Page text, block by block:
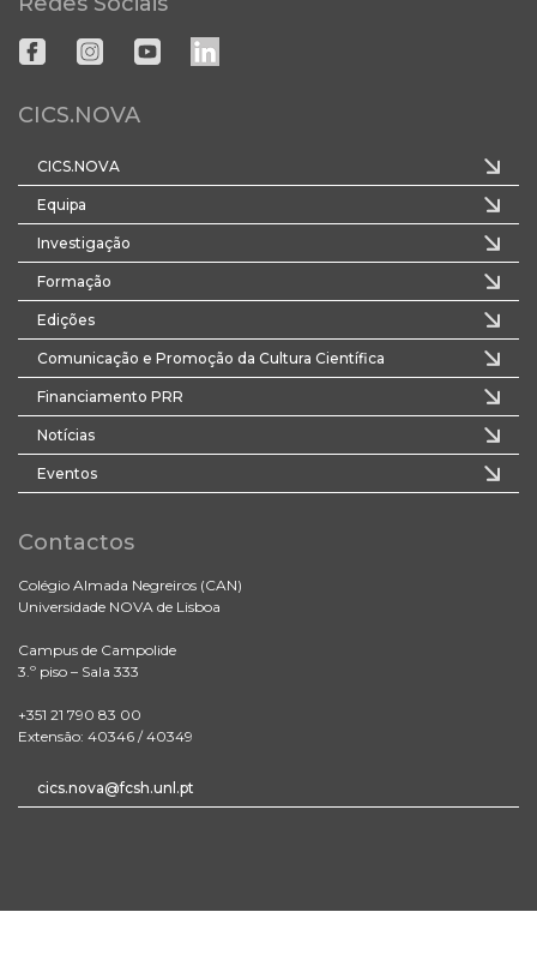
CICS.NOVA
CICS.NOVA
Equipa
Investigação
Formação
Edições
Comunicação e Promoção da Cultura Científica
Financiamento PRR
Notícias
Eventos
Contactos
Colégio Almada Negreiros (CAN)
Universidade NOVA de Lisboa
Campus de Campolide
3.º piso – Sala 333
+351 21 790 83 00
Extensão: 40346 / 40349
cics.nova@fcsh.unl.pt